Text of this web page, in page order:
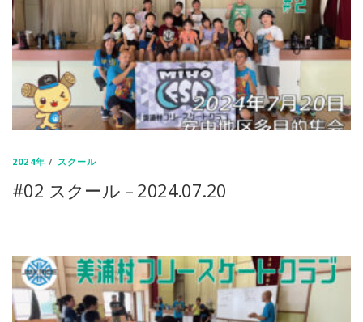
2024年 / スクール
#02 スクール – 2024.07.20